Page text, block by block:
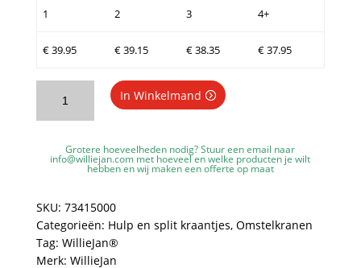
1
2 3 4+
€39.95 €39.15 €38.35 €37.95
watersplitter
vanaf
-
Aansluitmaten
2
In Winkelmand
Grotere hoeveelheden nodig? Stuur een email naar
info@williejan.com met hoeveel en welke producten je wilt
hebben en wij maken een offerte op maat
SKU: 73415000
Categorieën: Hulp en split kraantjes, Omstelkranen
Tag: WillieJan®
Merk: WillieJan